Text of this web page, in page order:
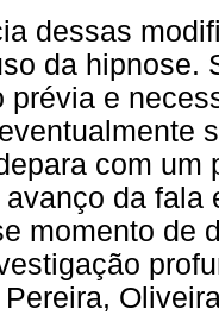
dessas
da hipnose.
prévia e
com um
da fala
momento de